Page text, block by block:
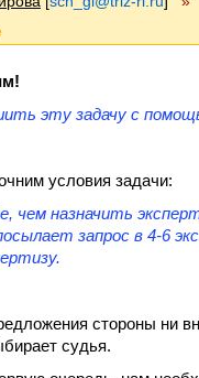
эту задачу с
условия задачи:
чем назначить
запрос в 4-6
стороны ни
судья.